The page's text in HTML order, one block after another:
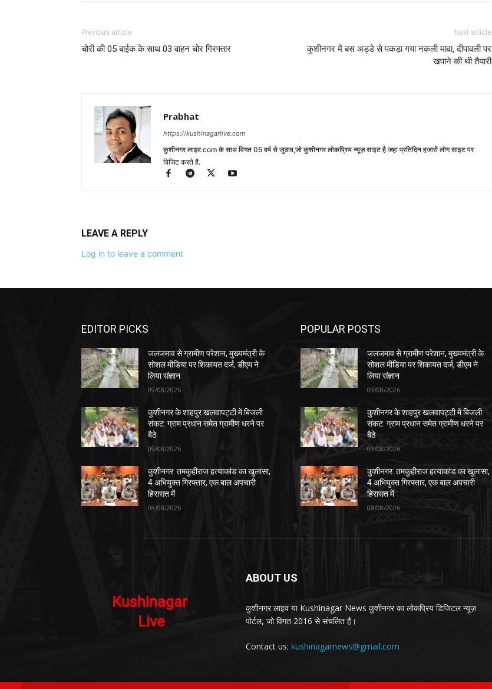
Previous article
चोरी की 05 बाईक के साथ 03 वाहन चोर गिरफ्तार
Next article
कुशीनगर में बस अड्डे से पकड़ा गया नकली मावा, दीपावली पर
खपाने की थी तैयारी
Prabhat
https://kushinagarlive.com
कुशीनगर लाइव.com के साथ विगत 05 वर्ष से जुडाव,जो कुशीनगर लोकप्रिय न्यूज़ साइट है.जहा प्रतिदिन हजारों लोग साइट पर
विजिट करते है.
LEAVE A REPLY
Log in to leave a comment
EDITOR PICKS
जलजमाव से ग्रामीण परेशान, मुख्यमंत्री के
सोशल मीडिया पर शिकायत दर्ज, डीएम ने
लिया संज्ञान
09/08/2026
कुशीनगर के शाहपुर खलवापट्टी में बिजली
संकट: ग्राम प्रधान समेत ग्रामीण धरने पर
बैठे
09/08/2026
कुशीनगर: तमकुहीराज हत्याकांड का खुलासा,
4 अभियुक्त गिरफ्तार, एक बाल अपचारी
हिरासत में
08/08/2026
POPULAR POSTS
जलजमाव से ग्रामीण परेशान, मुख्यमंत्री के
सोशल मीडिया पर शिकायत दर्ज, डीएम ने
लिया संज्ञान
09/08/2026
कुशीनगर के शाहपुर खलवापट्टी में बिजली
संकट: ग्राम प्रधान समेत ग्रामीण धरने पर
बैठे
09/08/2026
कुशीनगर: तमकुहीराज हत्याकांड का खुलासा,
4 अभियुक्त गिरफ्तार, एक बाल अपचारी
हिरासत में
08/08/2026
ABOUT US
कुशीनगर लाइव या Kushinagar News कुशीनगर का लोकप्रिय डिजिटल न्यूज़
पोर्टल, जो विगत 2016 से संचलित है।
Contact us: kushinagarnews@gmail.com